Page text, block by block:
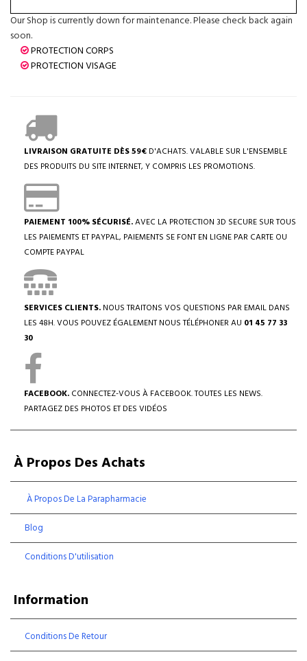
Our Shop is currently down for maintenance. Please check back again
soon.
PROTECTION CORPS
PROTECTION VISAGE
LIVRAISON GRATUITE DÈS 59€ D'ACHATS. VALABLE SUR L'ENSEMBLE
DES PRODUITS DU SITE INTERNET, Y COMPRIS LES PROMOTIONS.
PAIEMENT 100% SÉCURISÉ.AVEC LA PROTECTION 3D SECURE SUR TOUS
LES PAIEMENTS ET PAYPAL, PAIEMENTS SE FONT EN LIGNE PAR CARTE OU
COMPTE PAYPAL
SERVICES CLIENTS. NOUS TRAITONS VOS QUESTIONS PAR EMAIL DANS
LES 48H. VOUS POUVEZ ÉGALEMENT NOUS TÉLÉPHONER AU 01 45 77 33
30
FACEBOOK. CONNECTEZ-VOUS À FACEBOOK. TOUTES LES NEWS.
PARTAGEZ DES PHOTOS ET DES VIDÉOS
À Propos Des Achats
À Propos De La Parapharmacie
Blog
Conditions D'utilisation
Information
Conditions De Retour